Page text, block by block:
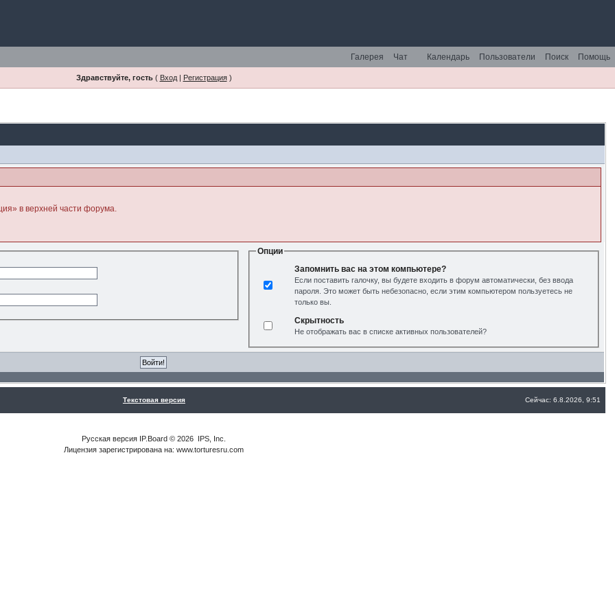
Помощь
Поиск
Пользователи
Календарь
Чат
Галерея
Здравствуйте, гость( Вход| Регистрация)
в верхней части форума.
Опции
Запомнить вас на этом компьютере?
Если поставить галочку, вы будете входить в форум автоматически, без ввода
пароля. Это может быть небезопасно, если этим компьютером пользуетесь не
только вы.
Скрытность
Не отображать вас в списке активных пользователей?
Текстовая версия Сейчас: 6.8.2026, 9:51
Русская версия IP.Board© 2026 IPS, Inc
Лицензия зарегистрирована на: www.torturesru.com